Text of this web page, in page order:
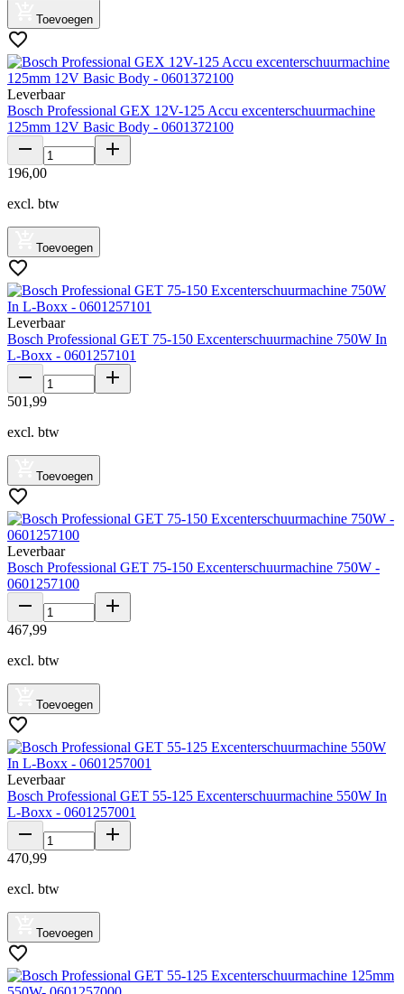
Toevoegen
Leverbaar
Bosch Professional GEX 12V-125 Accu excenterschuurmachine
125mm 12V Basic Body - 0601372100
196,00
excl. btw
Toevoegen
Leverbaar
Bosch Professional GET 75-150 Excenterschuurmachine 750W In
L-Boxx - 0601257101
501 ,99
excl. btw
Toevoegen
Leverbaar
Bosch Professional GET 75-150 Excenterschuurmachine 750W -
0601257100
467,99
excl. btw
Toevoegen
Leverbaar
Bosch Professional GET 55-125 Excenterschuurmachine 550W In
L-Boxx - 0601257001
470,99
excl. btw
Toevoegen